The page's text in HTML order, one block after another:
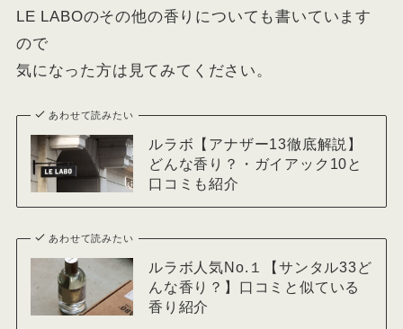
LE LABOのその他の香りについても書いています
ので
気になった方は見てみてください。
あわせて読みたい
ルラボ【アナザー13徹底解説】
どんな香り？・ガイアック10と
口コミも紹介
あわせて読みたい
ルラボ人気No.１【サンタル33ど
んな香り？】口コミと似ている
香り紹介